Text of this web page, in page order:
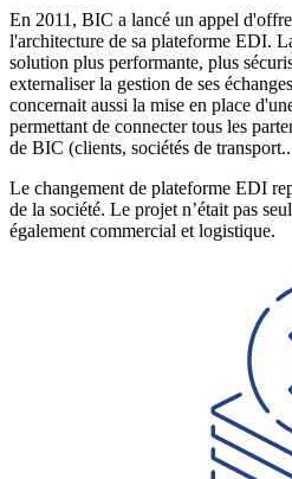
En 2011, BIC a lancé un appel
l'architecture de sa plateforme EDI.
solution plus performante, plus
externaliser la gestion de ses
concernait aussi la mise en place
permettant de connecter tous les
de BIC (clients, sociétés de
Le changement de plateforme EDI
de la société. Le projet n’était pas
également commercial et logistique.